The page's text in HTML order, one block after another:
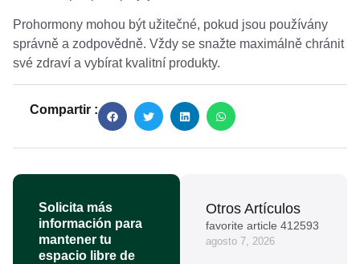
Prohormony mohou být užitečné, pokud jsou používány
správně a zodpovědně. Vždy se snažte maximálně chránit
své zdraví a vybírat kvalitní produkty.
Compartir :
Solicita más
información para
mantener tu
espacio libre de
Otros Artículos
favorite article 412593
agosto 7, 2026